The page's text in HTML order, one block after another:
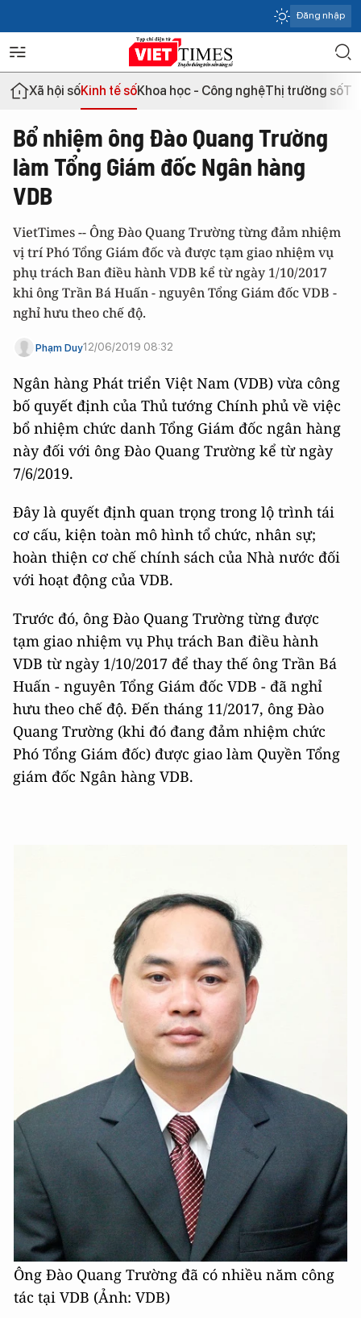
Đăng nhập
Xã hội sốKinh tế sốKhoa học - Công nghệThị trường số
Bổ nhiệm ông Đào Quang Trường
làm Tổng Giám đốc Ngân hàng
VDB
VietTimes -- Ông Đào Quang Trường từng đảm nhiệm
vị trí Phó Tổng Giám đốc và được tạm giao nhiệm vụ
phụ trách Ban điều hành VDB kể từ ngày 1/10/2017
khi ông Trần Bá Huấn - nguyên Tổng Giám đốc VDB -
nghỉ hưu theo chế độ.
Phạm Duy12/06/2019 08:32
Ngân hàng Phát triển Việt Nam (VDB) vừa công
bố quyết định của Thủ tướng Chính phủ về việc
bổ nhiệm chức danh Tổng Giám đốc ngân hàng
này đối với ông Đào Quang Trường kể từ ngày
7/6/2019.
Đây là quyết định quan trọng trong lộ trình tái
cơ cấu, kiện toàn mô hình tổ chức, nhân sự;
hoàn thiện cơ chế chính sách của Nhà nước đối
với hoạt động của VDB.
Trước đó, ông Đào Quang Trường từng được
tạm giao nhiệm vụ Phụ trách Ban điều hành
VDB từ ngày 1/10/2017 để thay thế ông Trần Bá
Huấn - nguyên Tổng Giám đốc VDB - đã nghỉ
hưu theo chế độ. Đến tháng 11/2017, ông Đào
Quang Trường (khi đó đang đảm nhiệm chức
Phó Tổng Giám đốc) được giao làm Quyền Tổng
giám đốc Ngân hàng VDB.
Ông Đào Quang Trường đã có nhiều năm công
tác tại VDB (Ảnh: VDB)